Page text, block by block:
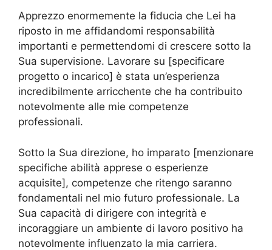
Apprezzo enormemente la fiducia che Lei ha
riposto in me affidandomi responsabilità
importanti e permettendomi di crescere sotto la
Sua supervisione. Lavorare su [specificare
progetto o incarico] è stata un’esperienza
incredibilmente arricchente che ha contribuito
notevolmente alle mie competenze
professionali.
Sotto la Sua direzione, ho imparato [menzionare
specifiche abilità apprese o esperienze
acquisite], competenze che ritengo saranno
fondamentali nel mio futuro professionale. La
Sua capacità di dirigere con integrità e
incoraggiare un ambiente di lavoro positivo ha
notevolmente influenzato la mia carriera.